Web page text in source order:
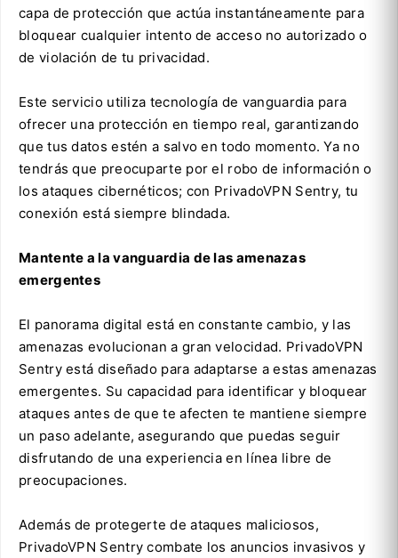
capa de protección que actúa instantáneamente para
bloquear cualquier intento de acceso no autorizado o
de violación de tu privacidad.
Este servicio utiliza tecnología de vanguardia para
ofrecer una protección en tiempo real, garantizando
que tus datos estén a salvo en todo momento. Ya no
tendrás que preocuparte por el robo de información o
los ataques cibernéticos; con PrivadoVPN Sentry, tu
conexión está siempre blindada.
Mantente a la vanguardia de las amenazas
emergentes
El panorama digital está en constante cambio, y las
amenazas evolucionan a gran velocidad. PrivadoVPN
Sentry está diseñado para adaptarse a estas amenazas
emergentes. Su capacidad para identificar y bloquear
ataques antes de que te afecten te mantiene siempre
un paso adelante, asegurando que puedas seguir
disfrutando de una experiencia en línea libre de
preocupaciones.
Además de protegerte de ataques maliciosos,
PrivadoVPN Sentry combate los anuncios invasivos y